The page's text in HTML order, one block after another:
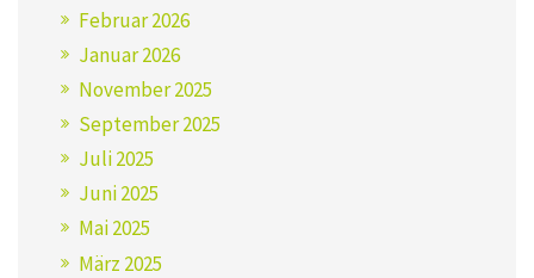
Februar 2026
Januar 2026
November 2025
September 2025
Juli 2025
Juni 2025
Mai 2025
März 2025